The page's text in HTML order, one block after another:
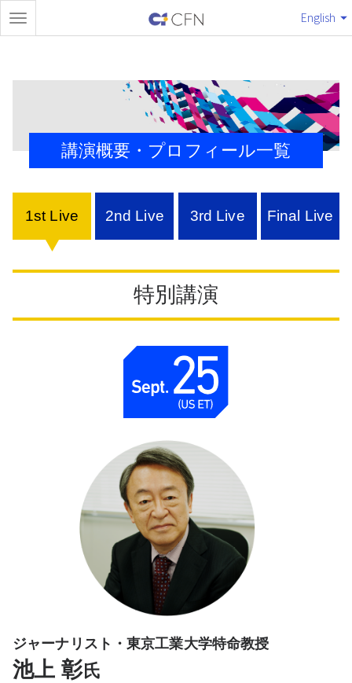
English
講演概要・プロフィール一覧
1st Live 2nd Live 3rd Live Final Live
特別講演
ジャーナリスト・東京工業大学特命教授
池上 彰氏